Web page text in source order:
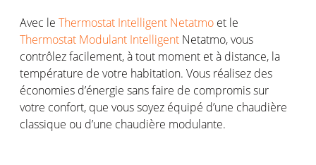
Avec le Thermostat Intelligent Netatmo et le
Thermostat Modulant Intelligent Netatmo, vous
contrôlez facilement, à tout moment et à distance, la
température de votre habitation. Vous réalisez des
économies d’énergie sans faire de compromis sur
votre confort, que vous soyez équipé d’une chaudière
classique ou d’une chaudière modulante.